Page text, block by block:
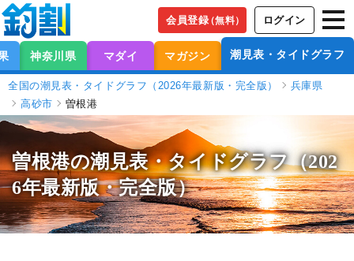
会員登録（無料） ログイン
神奈川県 マダイ マガジン 潮見表・タイドグラフ
全国の潮見表・タイドグラフ（2026年最新版・完全版）
兵庫県
高砂市
曽根港
曽根港の潮見表・タイドグラフ（202
6年最新版・完全版）